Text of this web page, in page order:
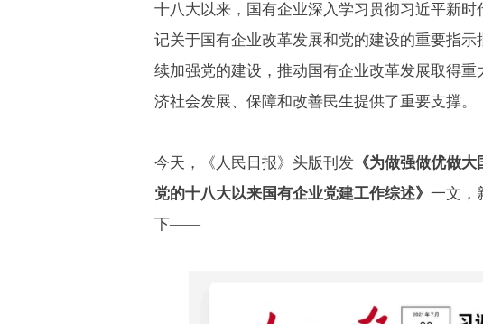
十八大以来，国有企业深入学习贯彻习近平新
记关于国有企业改革发展和党的建设的重要指
续加强党的建设，推动国有企业改革发展取得
济社会发展、保障和改善民生提供了重要支撑。
今天，《人民日报》头版刊发 《为做强做优做
党的十八大以来国有企业党建工作综述》 一文，
下——